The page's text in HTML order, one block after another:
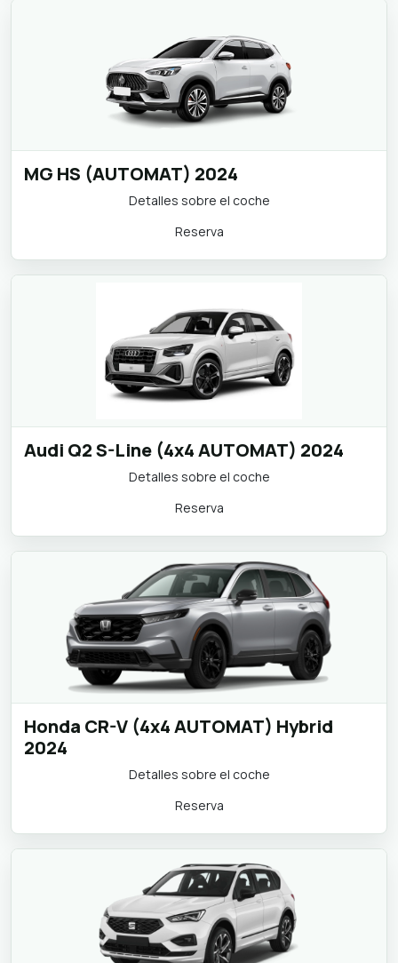
MG HS (AUTOMAT) 2024
Detalles sobre el coche
Reserva
Audi Q2 S-Line (4x4 AUTOMAT) 2024
Detalles sobre el coche
Reserva
Honda CR-V (4x4 AUTOMAT) Hybrid
2024
Detalles sobre el coche
Reserva